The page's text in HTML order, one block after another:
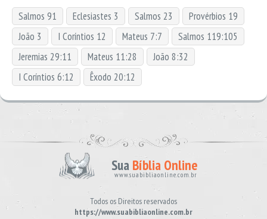
Salmos 91 Eclesiastes 3 Salmos 23
Provérbios 19
João 3
I Coríntios 12 Mateus 7:7
Salmos 119:105
Jeremias 29:11
Mateus 11:28
João 8:32
I Coríntios 6:12
Êxodo 20:12
Sua Bíblia Online
www.suabibliaonline.com.br
Todos os Direitos reservados
https://www.suabibliaonline.com.br